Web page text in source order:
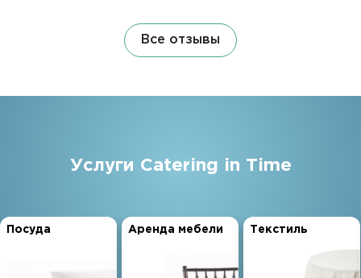
Все отзывы
Услуги Catering in Time
Посуда Аренда мебели Текстиль